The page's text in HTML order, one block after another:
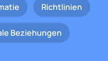
Richtlinien
Beziehungen